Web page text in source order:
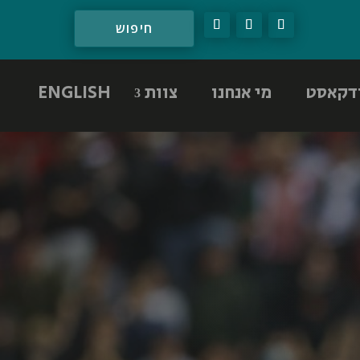
מי אנחנו צוות ENGLISH